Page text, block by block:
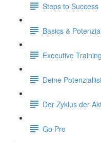
Steps to Success
Basics &
Executive Training
Deine
Der Zyklus der
Go Pro